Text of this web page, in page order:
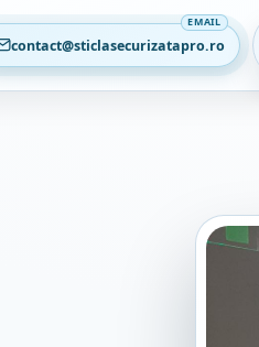
contact@sticlasecurizatapro.ro